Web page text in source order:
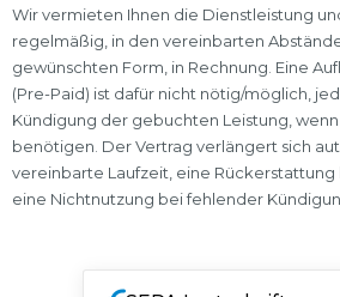
Wir vermieten Ihnen die Dienstleistung
regelmäßig, in den vereinbarten
gewünschten Form, in Rechnung. Eine
(Pre-Paid) ist dafür nicht nötig/möglich,
Kündigung der gebuchten Leistung,
benötigen. Der Vertrag verlängert sich
vereinbarte Laufzeit, eine Rückerstattung
eine Nichtnutzung bei fehlender